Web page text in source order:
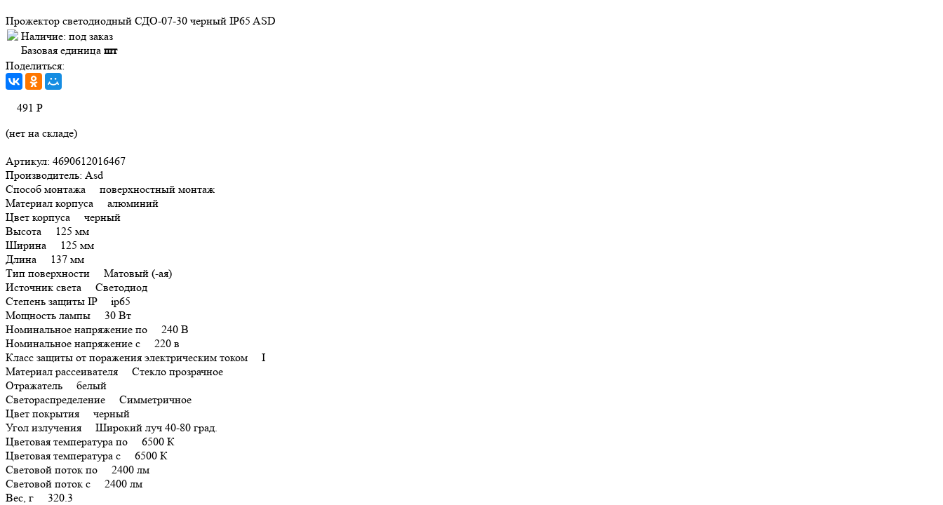
Прожектор светодиодный СДО-07-30 черный IP65 ASD
Наличие: под заказ
Базовая единица шт
Поделиться:
491 Р
(нет на складе)
Артикул: 4690612016467
Производитель: Asd
Способ монтажа поверхностный монтаж
Материал корпуса алюминий
Цвет корпуса черный
Высота 125 мм
Ширина 125 мм
Длина 137 мм
Тип поверхности Матовый (-ая)
Источник света Светодиод
Степень защиты IP ip65
Мощность лампы 30 Вт
Номинальное напряжение по 240 В
Номинальное напряжение с 220 в
Класс защиты от поражения электрическим током I
Материал рассеивателя Стекло прозрачное
Отражатель белый
Светораспределение Симметричное
Цвет покрытия черный
Угол излучения Широкий луч 40-80 град.
Цветовая температура по 6500 К
Цветовая температура с 6500 К
Световой поток по 2400 лм
Световой поток с 2400 лм
Вес, г 320.3